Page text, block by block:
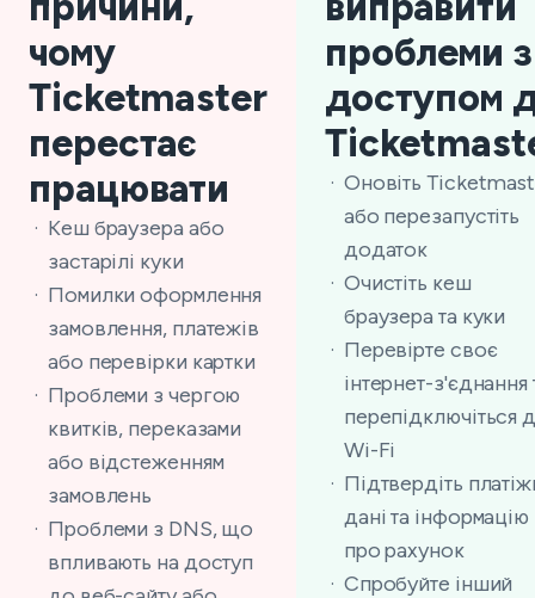
чому
Ticketmaster
перестає
працювати
Кеш браузера або
застарілі куки
Помилки оформлення
замовлення, платежів
або перевірки картки
Проблеми з чергою
квитків, переказами
або відстеженням
замовлень
Проблеми з DNS, що
впливають на доступ
проблеми з
доступом
Оновіть
або перезапустіть
додаток
Очистіть кеш
браузера та куки
Перевірте своє
інтернет-з'єднання
перепідключіться
Wi-Fi
Підтвердіть
дані та інформацію
про рахунок
Спробуйте інший